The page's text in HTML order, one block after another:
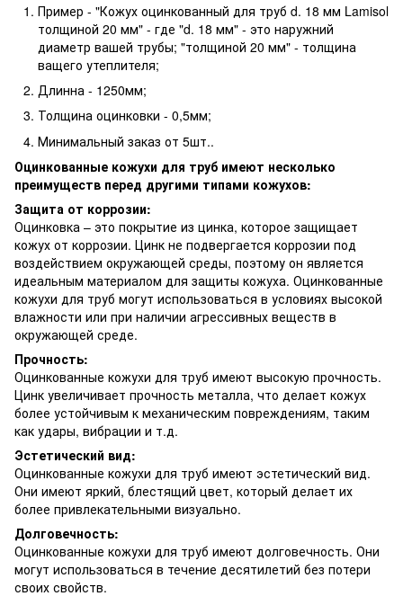
Пример - "Кожух оцинкованный для труб d. 18 мм Lamisol
толщиной 20 мм" - где "d. 18 мм" - это наружний
диаметр вашей трубы; "толщиной 20 мм" - толщина
ващего утеплителя;
Длинна - 1250мм;
Толщина оцинковки - 0,5мм;
Минимальный заказ от 5шт..
Оцинкованные кожухи для труб имеют несколько
преимуществ перед другими типами кожухов:
Защита от коррозии:
Оцинковка – это покрытие из цинка, которое защищает
кожух от коррозии. Цинк не подвергается коррозии под
воздействием окружающей среды, поэтому он является
идеальным материалом для защиты кожуха. Оцинкованные
кожухи для труб могут использоваться в условиях высокой
влажности или при наличии агрессивных веществ в
окружающей среде.
Прочность:
Оцинкованные кожухи для труб имеют высокую прочность.
Цинк увеличивает прочность металла, что делает кожух
более устойчивым к механическим повреждениям, таким
как удары, вибрации и т.д.
Эстетический вид:
Оцинкованные кожухи для труб имеют эстетический вид.
Они имеют яркий, блестящий цвет, который делает их
более привлекательными визуально.
Долговечность:
Оцинкованные кожухи для труб имеют долговечность. Они
могут использоваться в течение десятилетий без потери
своих свойств.